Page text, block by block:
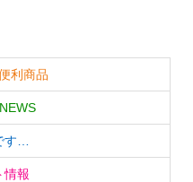
利商品
す…
情報